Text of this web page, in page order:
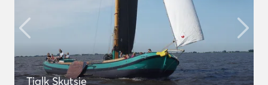
Tjalk Skutsje